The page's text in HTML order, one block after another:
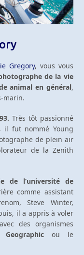
Gregory, vous vous
de la vie
animal en général,
marin.
Très tôt passionné
il fut nommé Young
de plein air
de la Zenith
de l’université de
comme assistant
Steve Winter,
il a appris à voler
des organismes
ou le